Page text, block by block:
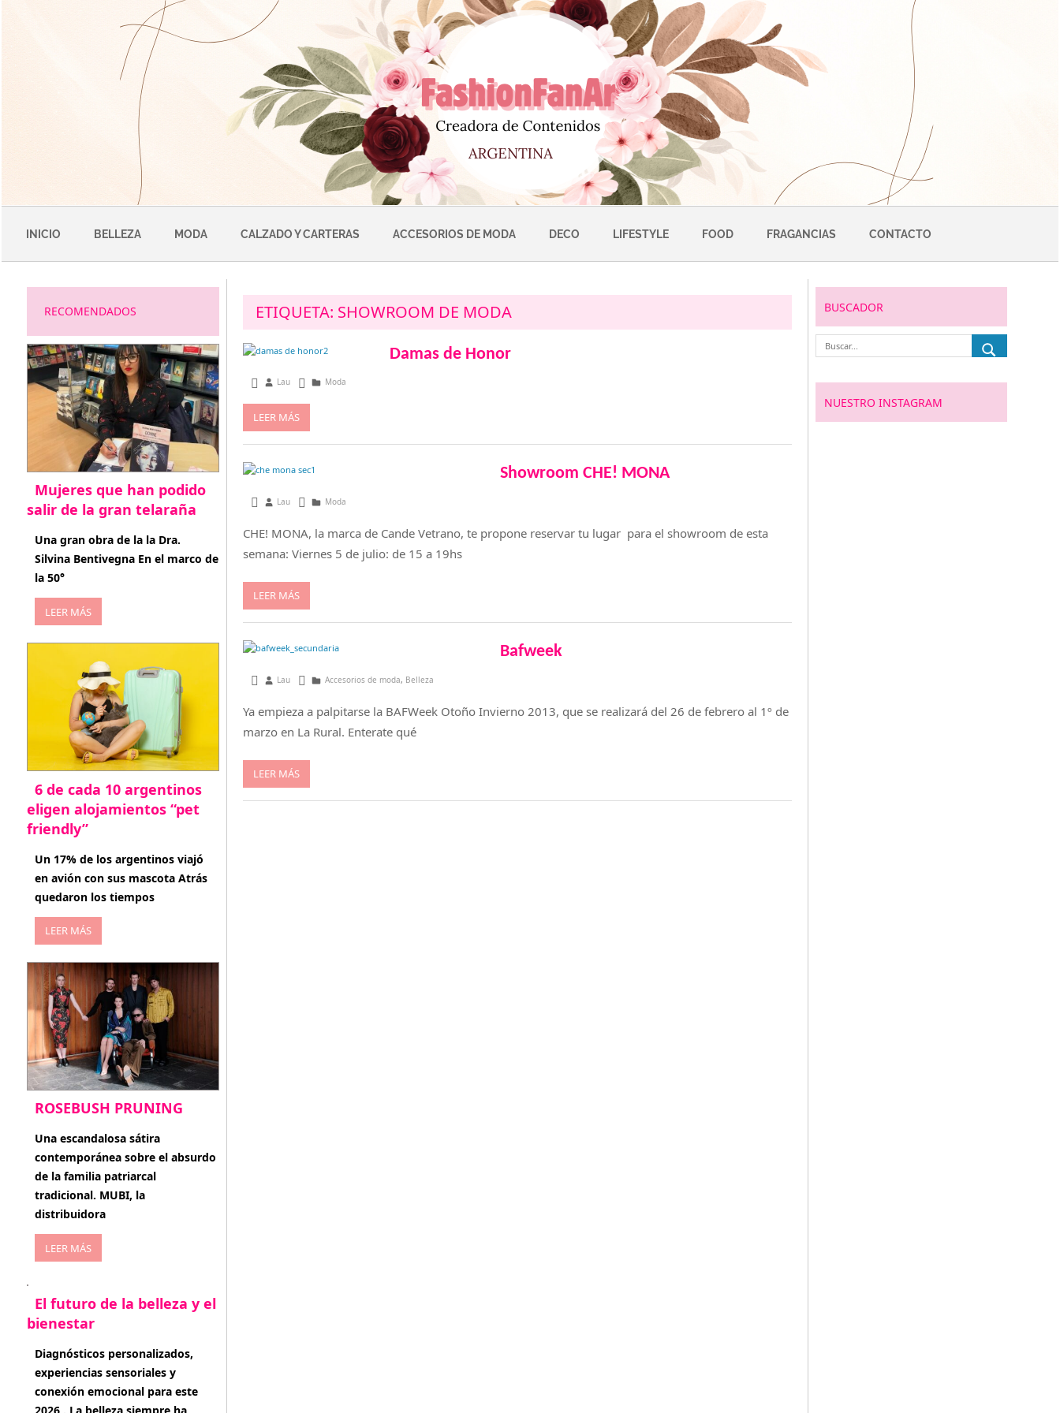
INICIO BELLEZA MODA CALZADO Y CARTERAS ACCESORIOS DE MODA DECO LIFESTYLE FOOD FRAGANCIAS CONTACTO
ETIQUETA: SHOWROOM DE MODA
Damas de Honor
agosto 2, 2013
Lau Moda
LEER MÁS
Showroom CHE! MONA
julio 1, 2013
Lau Moda
CHE! MONA, la marca de Cande Vetrano, te propone reservar tu lugar para el showroom de esta
semana: Viernes 5 de julio: de 15 a 19hs
LEER MÁS
Bafweek
febrero 6, 2013
Lau Accesorios de moda, Belleza
Ya empieza a palpitarse la BAFWeek Otoño Invierno 2013, que se realizará del 26 de febrero al 1º de
marzo en La Rural. Enterate qué
LEER MÁS
RECOMENDADOS
Mujeres que han podido
salir de la gran telaraña
abril 29, 2026
Una gran obra de la la Dra.
Silvina Bentivegna En el marco de
la 50°
LEER MÁS
6 de cada 10 argentinos
eligen alojamientos “pet
friendly”
abril 27, 2026
Un 17% de los argentinos viajó
en avión con sus mascota Atrás
quedaron los tiempos
LEER MÁS
ROSEBUSH PRUNING
enero 20, 2026
Una escandalosa sátira
contemporánea sobre el absurdo
de la familia patriarcal
tradicional. MUBI, la
distribuidora
LEER MÁS
El futuro de la belleza y el
bienestar
enero 15, 2026
Diagnósticos personalizados,
experiencias sensoriales y
conexión emocional para este
BUSCADOR
NUESTRO INSTAGRAM